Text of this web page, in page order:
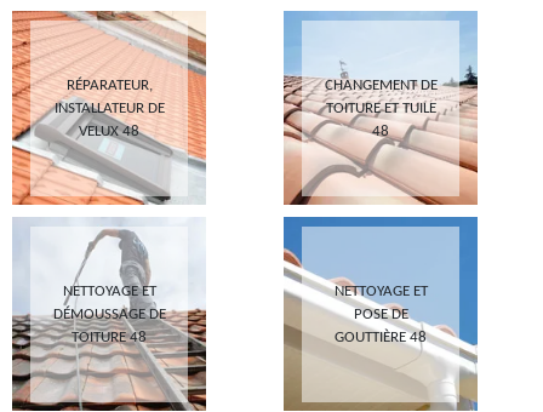
RÉPARATEUR,
INSTALLATEUR DE
VELUX 48
CHANGEMENT DE
TOITURE ET TUILE
48
NETTOYAGE ET
DÉMOUSSAGE DE
TOITURE 48
NETTOYAGE ET
POSE DE
GOUTTIÈRE 48